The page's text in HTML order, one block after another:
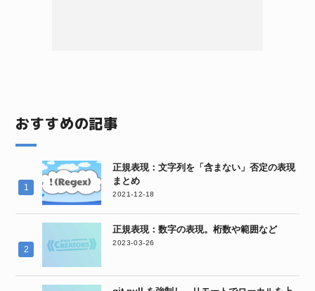
おすすめの記事
正規表現：文字列を「含まない」否定の表現
まとめ
2021-12-18
正規表現：数字の表現。桁数や範囲など
2023-03-26